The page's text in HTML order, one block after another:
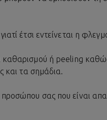
έτσι εντείνεται η
ή peeling
και τα σημάδια.
σας που είναι